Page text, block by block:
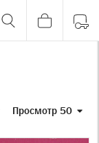
Просмотр 50